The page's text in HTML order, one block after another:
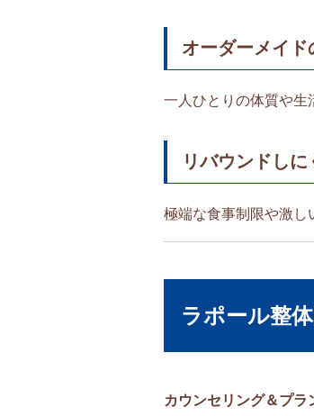
オーダーメイ
一人ひとりの体質や生
リバウンドしに
極端な食事制限や激し
ラポール整
カウンセリング＆プラ